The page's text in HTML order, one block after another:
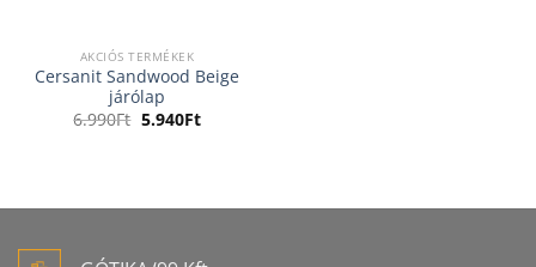
AKCIÓS TERMÉKEK
Cersanit Sandwood Beige
járólap
6.990Ft Original
price
5.940FtCurrent
price